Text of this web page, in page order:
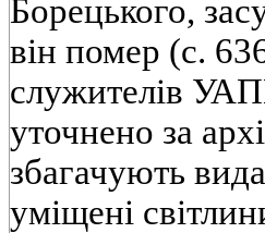
Борецького,
він помер (с.
служителів
уточнено за
збагачують
уміщені